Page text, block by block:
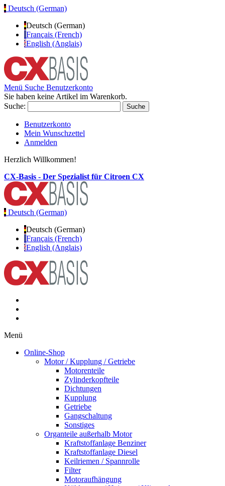
Deutsch (German)
Deutsch (German)
Français (French)
English (Anglais)
Menü Suche Benutzerkonto
Sie haben keine Artikel im Warenkorb.
Suche:
Suche
Benutzerkonto
Mein Wunschzettel
Anmelden
Herzlich Willkommen!
CX-Basis - Der Spezialist für Citroen CX
Deutsch (German)
Deutsch (German)
Français (French)
English (Anglais)
Menü
Online-Shop
Motor / Kupplung / Getriebe
Motorenteile
Zylinderkopfteile
Dichtungen
Kupplung
Getriebe
Gangschaltung
Sonstiges
Organteile außerhalb Motor
Kraftstoffanlage Benziner
Kraftstoffanlage Diesel
Keilriemen / Spannrolle
Filter
Motoraufhängung